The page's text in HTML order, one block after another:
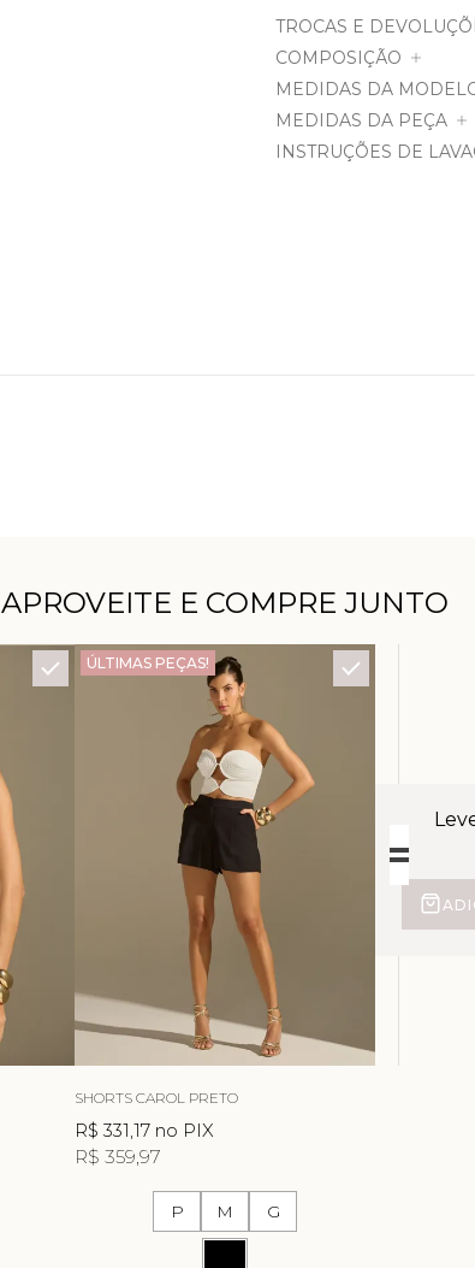
TROCAS E
MEDIDAS DA PEÇA
MEDIDAS DA
COMPOSIÇÃO
INSTRUÇÕES DE
APROVEITE E COMPRE JUNTO
ÚLTIMAS PEÇAS!
SHORTS CAROL PRETO
R$ 331,17 no PIX
R$ 359,97
P M G